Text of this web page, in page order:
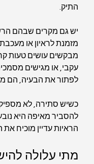
התיק.
יש גם מקרים שבהם
מזמנת לראיון או
מבקשים עושים טעות
עקבי, או מגישים
לפתור את הבעיה, הם
כשיש סתירה, לא
להסביר מאיפה היא
הראיות עדיין מוכיח את
מתי עלולה